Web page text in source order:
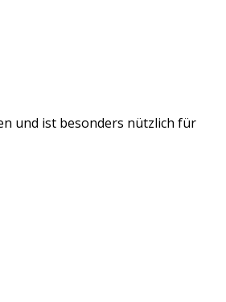
und ist besonders nützlich für